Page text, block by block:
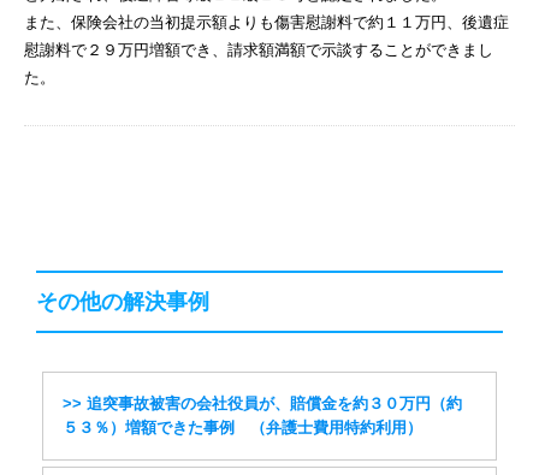
また、保険会社の当初提示額よりも傷害慰謝料で約１１万円、後遺症
慰謝料で２９万円増額でき、請求額満額で示談することができまし
た。
その他の解決事例
>> 追突事故被害の会社役員が、賠償金を約３０万円（約
５３％）増額できた事例 （弁護士費用特約利用）